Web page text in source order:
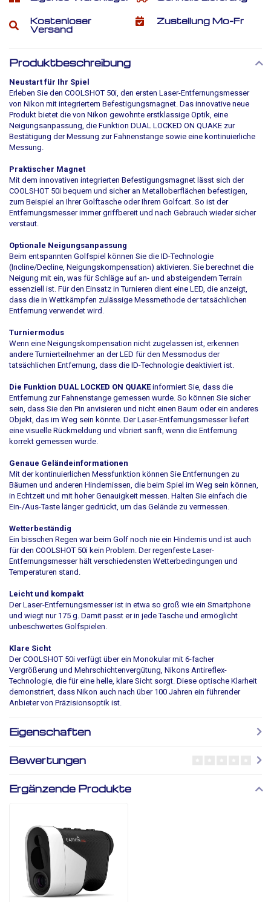
Kostenloser
Versand
Zustellung Mo-Fr
Produktbeschreibung
Neustart für Ihr Spiel
Erleben Sie den COOLSHOT 50i, den ersten Laser-Entfernungsmesser
von Nikon mit integriertem Befestigungsmagnet. Das innovative neue
Produkt bietet die von Nikon gewohnte erstklassige Optik, eine
Neigungsanpassung, die Funktion DUAL LOCKED ON QUAKE zur
Bestätigung der Messung zur Fahnenstange sowie eine kontinuierliche
Messung.
Praktischer Magnet
Mit dem innovativen integrierten Befestigungsmagnet lässt sich der
COOLSHOT 50i bequem und sicher an Metalloberflächen befestigen,
zum Beispiel an Ihrer Golftasche oder Ihrem Golfcart. So ist der
Entfernungsmesser immer griffbereit und nach Gebrauch wieder sicher
verstaut.
Optionale Neigungsanpassung
Beim entspannten Golfspiel können Sie die ID-Technologie
(Incline/Decline, Neigungskompensation) aktivieren. Sie berechnet die
Neigung mit ein, was für Schläge auf an- und absteigendem Terrain
essenziell ist. Für den Einsatz in Turnieren dient eine LED, die anzeigt,
dass die in Wettkämpfen zulässige Messmethode der tatsächlichen
Entfernung verwendet wird.
Turniermodus
Wenn eine Neigungskompensation nicht zugelassen ist, erkennen
andere Turnierteilnehmer an der LED für den Messmodus der
tatsächlichen Entfernung, dass die ID-Technologie deaktiviert ist.
Die Funktion DUAL LOCKED ON QUAKEinformiert Sie, dass die
Entfernung zur Fahnenstange gemessen wurde. So können Sie sicher
sein, dass Sie den Pin anvisieren und nicht einen Baum oder ein anderes
Objekt, das im Weg sein könnte. Der Laser-Entfernungsmesser liefert
eine visuelle Rückmeldung und vibriert sanft, wenn die Entfernung
korrekt gemessen wurde.
Genaue Geländeinformationen
Mit der kontinuierlichen Messfunktion können Sie Entfernungen zu
Bäumen und anderen Hindernissen, die beim Spiel im Weg sein können,
in Echtzeit und mit hoher Genauigkeit messen. Halten Sie einfach die
Ein-/Aus-Taste länger gedrückt, um das Gelände zu vermessen.
Wetterbeständig
Ein bisschen Regen war beim Golf noch nie ein Hindernis und ist auch
für den COOLSHOT 50i kein Problem. Der regenfeste Laser-
Entfernungsmesser hält verschiedensten Wetterbedingungen und
Temperaturen stand.
Leicht und kompakt
Der Laser-Entfernungsmesser ist in etwa so groß wie ein Smartphone
und wiegt nur 175 g. Damit passt er in jede Tasche und ermöglicht
unbeschwertes Golfspielen.
Klare Sicht
Der COOLSHOT 50i verfügt über ein Monokular mit 6-facher
Vergrößerung und Mehrschichtenvergütung, Nikons Antireflex-
Technologie, die für eine helle, klare Sicht sorgt. Diese optische Klarheit
demonstriert, dass Nikon auch nach über 100 Jahren ein führender
Anbieter von Präzisionsoptik ist.
Eigenschaften
Bewertungen
Ergänzende Produkte